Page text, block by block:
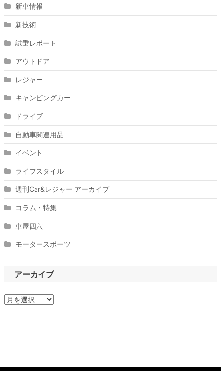
新車情報
新技術
試乗レポート
アウトドア
レジャー
キャンピングカー
ドライブ
自動車関連用品
イベント
ライフスタイル
週刊Car&レジャー アーカイブ
コラム・特集
車屋四六
モータースポーツ
アーカイブ
ア